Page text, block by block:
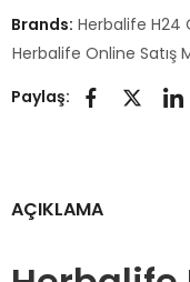
Brands: Herbalife H24
Herbalife Online Satış
Paylaş:
AÇIKLAMA